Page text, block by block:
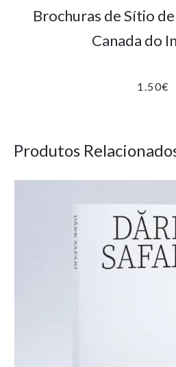
Brochuras de Sítio
Canada do
1.50€
Produtos